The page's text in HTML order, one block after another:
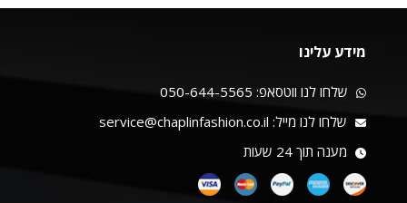
מידע עלינו
שלחו לנו ווטסאפ: 050-644-5565
שלחו לנו מייל: service@chaplinfashion.co.il
מענה תוך 24 שעות